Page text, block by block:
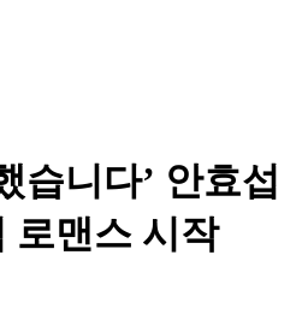
습니다’ 안효섭
로맨스 시작